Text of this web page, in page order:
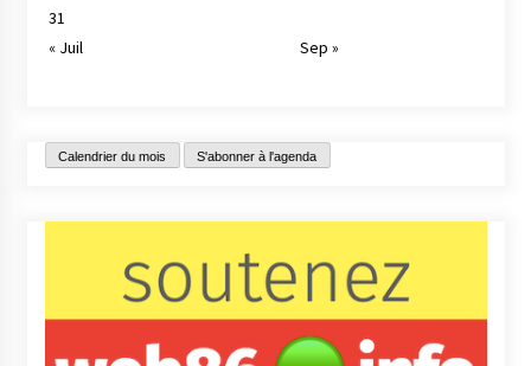
31
« Juil
Sep »
Calendrier du mois S'abonner à l'agenda